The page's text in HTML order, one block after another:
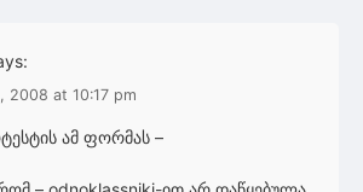
2008 at 10:17 pm
ამ ფორმას –